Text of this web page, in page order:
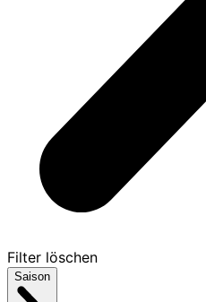
Filter löschen
Saison